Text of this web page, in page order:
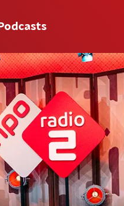
Podcasts